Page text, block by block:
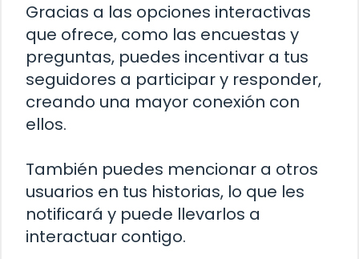
Gracias a las opciones interactivas
que ofrece, como las encuestas y
preguntas, puedes incentivar a tus
seguidores a participar y responder,
creando una mayor conexión con
ellos.
También puedes mencionar a otros
usuarios en tus historias, lo que les
notificará y puede llevarlos a
interactuar contigo.